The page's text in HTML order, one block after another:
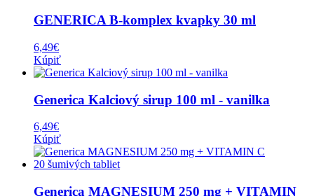
GENERICA B-komplex kvapky 30 ml
6,49€
Kúpiť
Generica Kalciový sirup 100 ml - vanilka
6,49€
Kúpiť
Generica MAGNESIUM 250 mg + VITAMIN